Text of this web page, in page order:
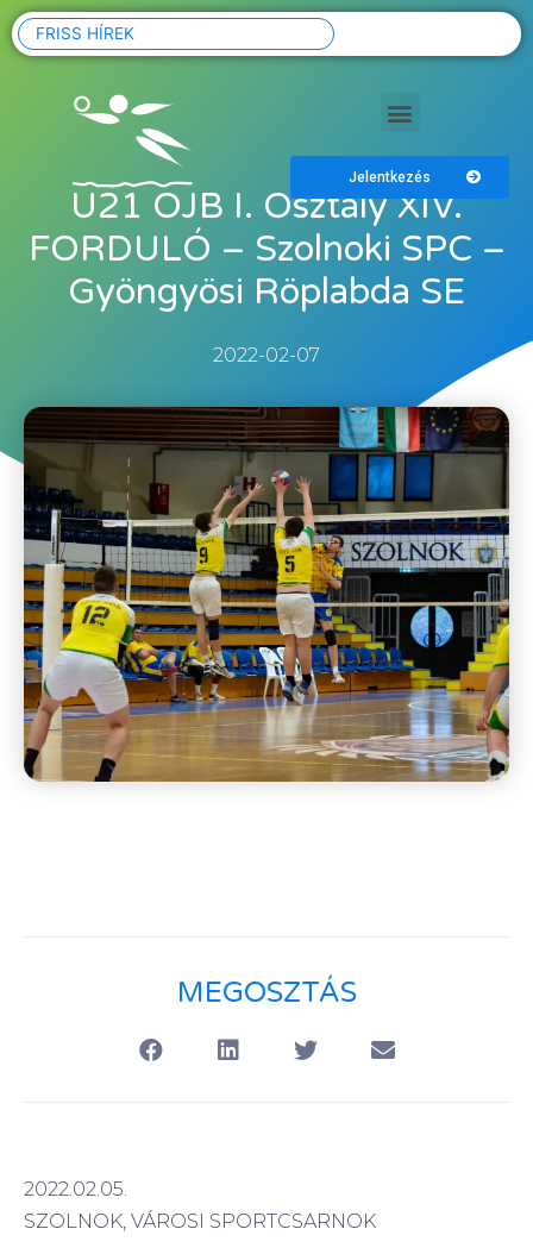
FRISS HÍREK
Jelentkezés
U21 OJB I. Osztály XIV.
FORDULÓ – Szolnoki SPC –
Gyöngyösi Röplabda SE
2022-02-07
MEGOSZTÁS
2022.02.05.
SZOLNOK, VÁROSI SPORTCSARNOK